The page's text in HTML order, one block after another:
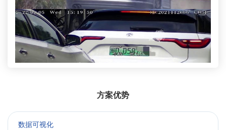
方案优势
数据可视化